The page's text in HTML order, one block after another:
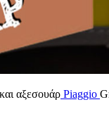
αξεσουάρ Piaggio